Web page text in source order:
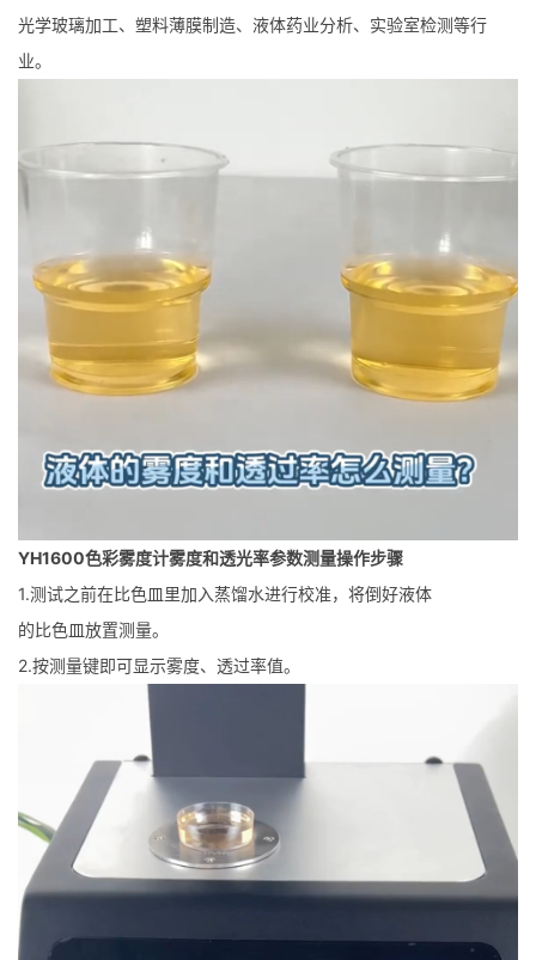
光学玻璃加工、塑料薄膜制造、液体药业分析、实验室检测等行
业。
YH1600色彩雾度计雾度和透光率参数测量操作步骤
1.测试之前在比色皿里加入蒸馏水进行校准，将倒好液体
的比色皿放置测量。
2.按测量键即可显示雾度、透过率值。